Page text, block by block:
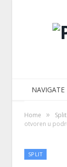
NAVIGATE
Home » Split
otvoren u
SPLIT